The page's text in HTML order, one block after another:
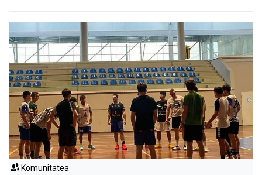
Komunitatea